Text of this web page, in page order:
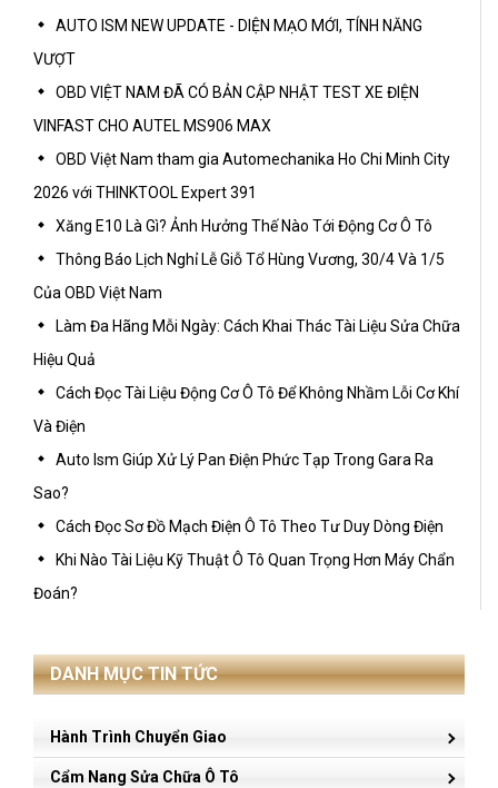
AUTO ISM NEW UPDATE - DIỆN MẠO MỚI, TÍNH NĂNG
VƯỢT
OBD VIỆT NAM ĐÃ CÓ BẢN CẬP NHẬT TEST XE ĐIỆN
VINFAST CHO AUTEL MS906 MAX
OBD Việt Nam tham gia Automechanika Ho Chi Minh City
2026 với THINKTOOL Expert 391
Xăng E10 Là Gì? Ảnh Hưởng Thế Nào Tới Động Cơ Ô Tô
Thông Báo Lịch Nghỉ Lễ Giỗ Tổ Hùng Vương, 30/4 Và 1/5
Của OBD Việt Nam
Làm Đa Hãng Mỗi Ngày: Cách Khai Thác Tài Liệu Sửa Chữa
Hiệu Quả
Cách Đọc Tài Liệu Động Cơ Ô Tô Để Không Nhầm Lỗi Cơ Khí
Và Điện
Auto Ism Giúp Xử Lý Pan Điện Phức Tạp Trong Gara Ra
Sao?
Cách Đọc Sơ Đồ Mạch Điện Ô Tô Theo Tư Duy Dòng Điện
Khi Nào Tài Liệu Kỹ Thuật Ô Tô Quan Trọng Hơn Máy Chẩn
Đoán?
DANH MỤC TIN TỨC
Hành Trình Chuyển Giao
Cẩm Nang Sửa Chữa Ô Tô